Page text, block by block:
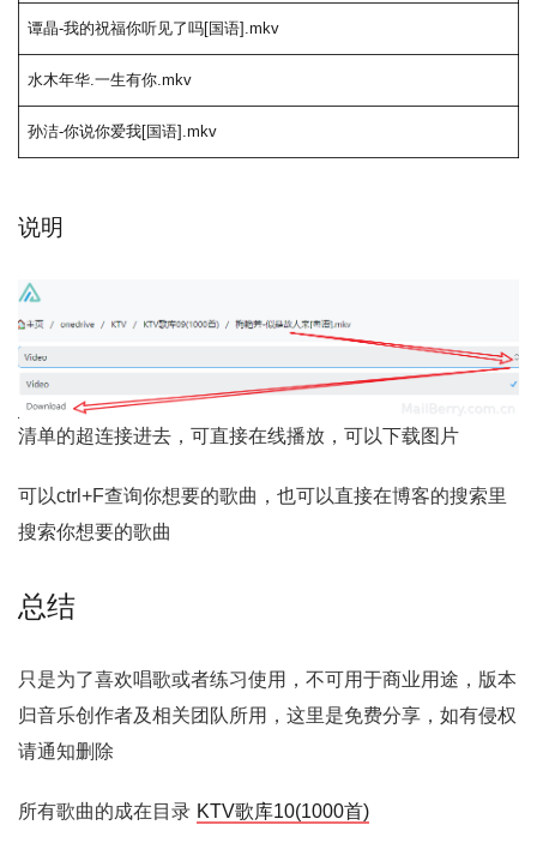
谭晶-我的祝福你听见了吗[国语].mkv
水木年华.一生有你.mkv
孙洁-你说你爱我[国语].mkv
说明
清单的超连接进去，可直接在线播放，可以下载图片
可以ctrl+F查询你想要的歌曲，也可以直接在博客的搜索里
搜索你想要的歌曲
总结
只是为了喜欢唱歌或者练习使用，不可用于商业用途，版本
归音乐创作者及相关团队所用，这里是免费分享，如有侵权
请通知删除
所有歌曲的成在目录 KTV歌库10(1000首)